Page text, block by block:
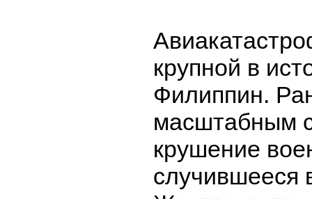
крупной в
Филиппин.
масштабным
крушение
случившееся